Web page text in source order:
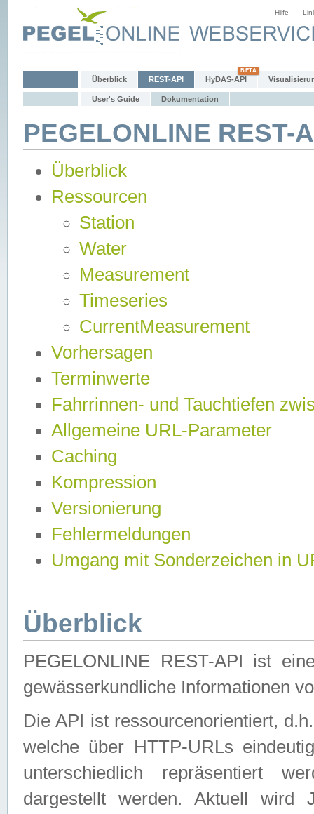
Hilfe
Überblick REST-API HyDAS-API
User's Guide Dokumentation
PEGELONLINE
Überblick
Ressourcen
Station
Water
Measurement
Timeseries
CurrentMeasurement
Vorhersagen
Terminwerte
Fahrrinnen- und Tauchtiefen
Allgemeine URL-Parameter
Caching
Kompression
Versionierung
Fehlermeldungen
Umgang mit Sonderzeichen in
Überblick
PEGELONLINE REST-API ist
gewässerkundliche Informationen
Die API ist ressourcenorientiert,
welche über HTTP-URLs
unterschiedlich repräsentiert
dargestellt werden. Aktuell wird